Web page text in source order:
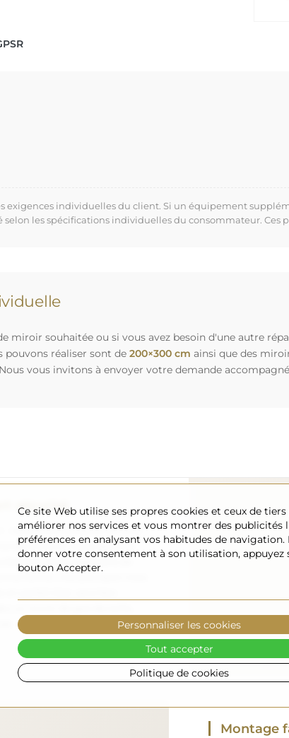
exigences individuelles du client. Si un équipement
les spécifications individuelles du consommateur. Ces
miroir souhaitée ou si vous avez besoin d'une autre
pouvons réaliser sont de 200×300 cm ainsi que des
vous invitons à envoyer votre demande
sécurisé
– nous nous occupons de faire
arrive en toute sécurité
Nous disposons de
formé, c’est pourquoi nous
parfait état, sans frais
un miroir de grande taille,
Montage
Ce site Web utilise ses propres cookies et ceux de
améliorer nos services et vous montrer des publicités
préférences en analysant vos habitudes de navigation.
donner votre consentement à son utilisation, appuyez
bouton Accepter.
Politique de cookies
Personnaliser les cookies
Tout accepter